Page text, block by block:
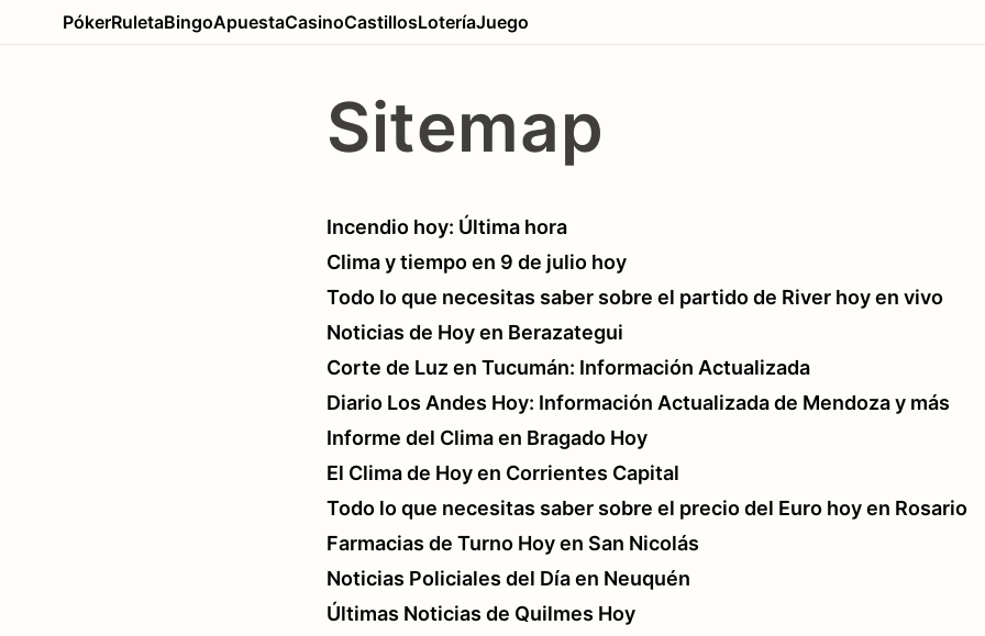
PókerRuletaBingoApuestaCasinoCastillosLoteríaJuego
Sitemap
Incendio hoy: Última hora
Clima y tiempo en 9 de julio hoy
Todo lo que necesitas saber sobre el partido de River hoy en vivo
Noticias de Hoy en Berazategui
Corte de Luz en Tucumán: Información Actualizada
Diario Los Andes Hoy: Información Actualizada de Mendoza y más
Informe del Clima en Bragado Hoy
El Clima de Hoy en Corrientes Capital
Todo lo que necesitas saber sobre el precio del Euro hoy en Rosario
Farmacias de Turno Hoy en San Nicolás
Noticias Policiales del Día en Neuquén
Últimas Noticias de Quilmes Hoy